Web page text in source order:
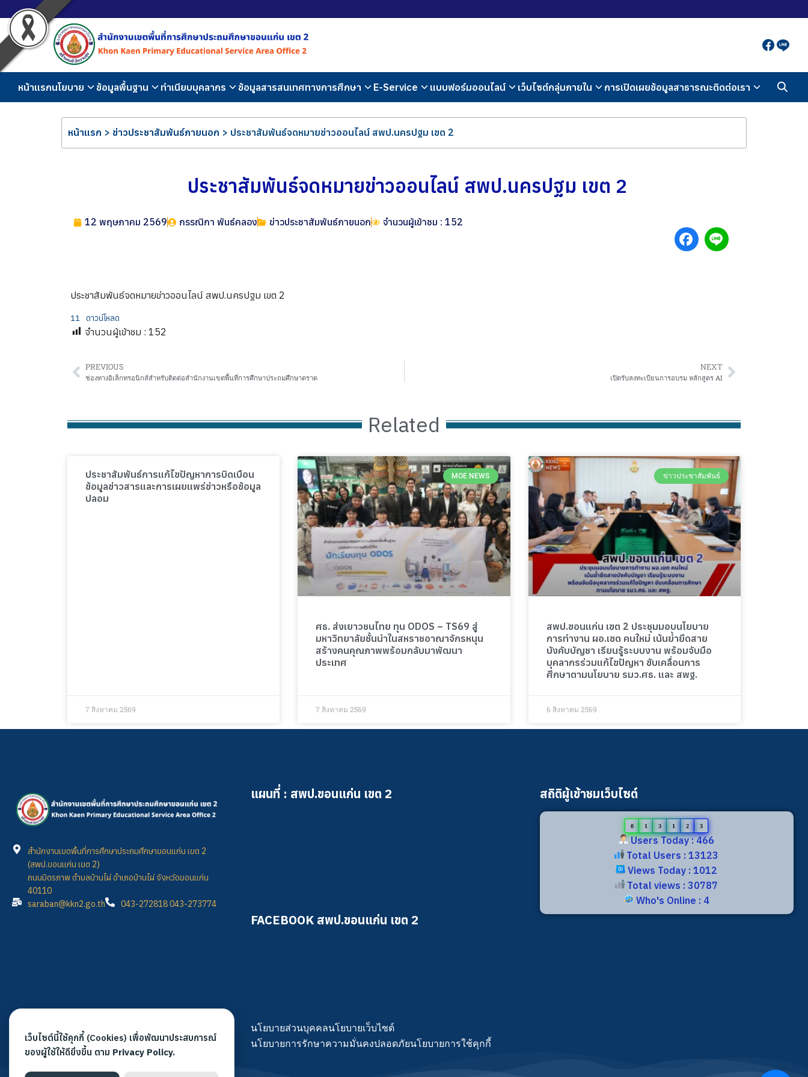
หน้าแรกนโยบาย ข้อมูลพื้นฐาน ทำเนียบบุคลากร ข้อมูลสารสนเทศทางการศึกษา E-Service แบบฟอร์มออนไลน์ เว็บไซต์กลุ่มภายใน การเปิดเผยข้อมูลสาธารณะติดต่อเรา
หน้าแรก > ข่าวประชาสัมพันธ์ภายนอก > ประชาสัมพันธ์จดหมายข่าวออนไลน์ สพป.นครปฐม เขต 2
ประชาสัมพันธ์จดหมายข่าวออนไลน์ สพป.นครปฐม เขต 2
12 พฤษภาคม 2569 กรรณิกา พันธ์คลอง ข่าวประชาสัมพันธ์ภายนอก จำนวนผู้เข้าชม : 152
ประชาสัมพันธ์จดหมายข่าวออนไลน์ สพป.นครปฐม เขต 2
11 ดาวน์โหลด
จำนวนผู้เข้าชม : 152
PREVIOUS
ช่องทางอิเล็กทรอนิกส์สำหรับติดต่อสำนักงานเขตพื้นที่การศึกษาประถมศึกษาตราด
NEXT
เปิดรับลงทะเบียนการอบรม หลักสูตร AI
Related
ประชาสัมพันธ์การแก้ไขปัญหาการบิดเบือน
ข้อมูลข่าวสารและการเผยแพร่ข่าวหรือข้อมูล
ปลอม
7 สิงหาคม 2569
MOE NEWS
ศธ. ส่งเยาวชนไทย ทุน ODOS – TS69 สู่
มหาวิทยาลัยชั้นนำในสหราชอาณาจักรหนุน
สร้างคนคุณภาพพร้อมกลับมาพัฒนา
ประเทศ
7 สิงหาคม 2569
ข่าวประชาสัมพันธ์
สพป.ขอนแก่น เขต 2 ประชุมมอบนโยบาย
การทำงาน ผอ.เขต คนใหม่ เน้นย้ำยึดสาย
บังคับบัญชา เรียนรู้ระบบงาน พร้อมจับมือ
บุคลากรร่วมแก้ไขปัญหา ขับเคลื่อนการ
ศึกษาตามนโยบาย รมว.ศธ. และ สพฐ.
6 สิงหาคม 2569
สำนักงานเขตพื้นที่การศึกษาประถมศึกษาขอนแก่น เขต 2
(สพป.ขอนแก่น เขต 2)
ถนนมิตรภาพ ตำบลบ้านไผ่ อำเภอบ้านไผ่ จังหวัดขอนแก่น
40110
saraban@kkn2.go.th
043-272818 043-273774
แผนที่ : สพป.ขอนแก่น เขต 2
FACEBOOK สพป.ขอนแก่น เขต 2
นโยบายส่วนบุคคลนโยบายเว็บไซต์
นโยบายการรักษาความมั่นคงปลอดภัยนโยบายการใช้คุกกี้
สถิติผู้เข้าชมเว็บไซต์
0 1 3 1 2 3
Users Today : 466
Total Users : 13123
Views Today : 1012
Total views : 30787
Who's Online : 4
เว็บไซต์นี้ใช้คุกกี้ (Cookies) เพื่อพัฒนาประสบการณ์
ของผู้ใช้ให้ดียิ่งขึ้น ตาม Privacy Policy.